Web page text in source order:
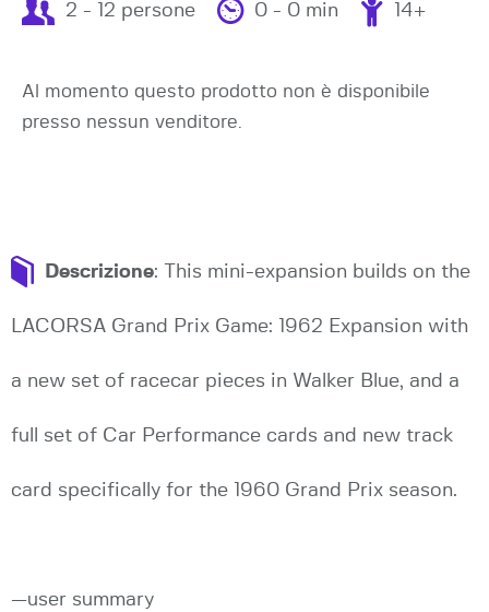
2 - 12 persone 0 - 0 min 14+
Al momento questo prodotto non è disponibile
presso nessun venditore.
Descrizione: This mini-expansion builds on the
LACORSA Grand Prix Game: 1962 Expansion with
a new set of racecar pieces in Walker Blue, and a
full set of Car Performance cards and new track
card specifically for the 1960 Grand Prix season.
—user summary